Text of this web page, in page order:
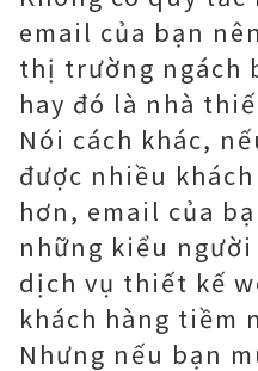
email của bạn
thị trường ngách
hay đó là nhà
Nói cách khác,
được nhiều
hơn, email của
những kiểu
dịch vụ thiết kế
khách hàng tiềm
Nhưng nếu bạn